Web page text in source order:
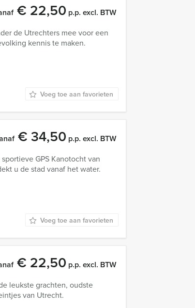
€ 22,50 p.p. excl. BTW
de Utrechters mee voor een
kennis te maken.
Voeg toe aan favorieten
€ 34,50 p.p. excl. BTW
GPS Kanotocht van
u de stad vanaf het water.
Voeg toe aan favorieten
€ 22,50 p.p. excl. BTW
leukste grachten, oudste
van Utrecht.